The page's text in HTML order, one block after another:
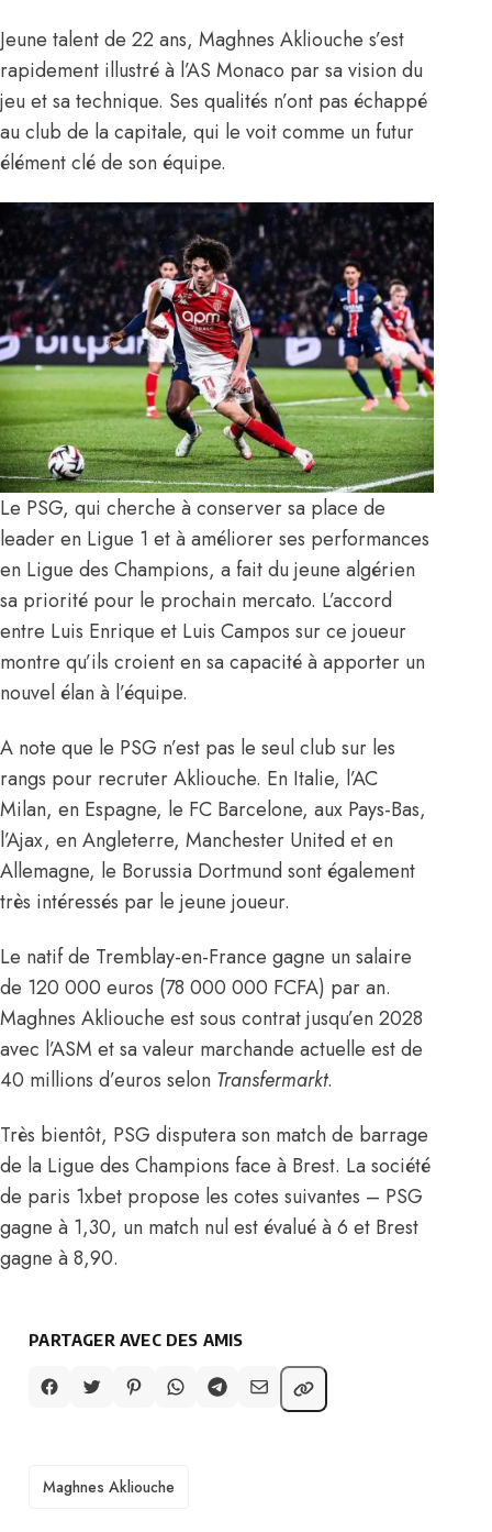
Jeune talent de 22 ans, Maghnes Akliouche s’est
rapidement illustré à l’AS Monaco par sa vision du
jeu et sa technique. Ses qualités n’ont pas échappé
au club de la capitale, qui le voit comme un futur
élément clé de son équipe.
Le PSG, qui cherche à conserver sa place de
leader en Ligue 1 et à améliorer ses performances
en Ligue des Champions, a fait du jeune algérien
sa priorité pour le prochain mercato. L’accord
entre Luis Enrique et Luis Campos sur ce joueur
montre qu’ils croient en sa capacité à apporter un
nouvel élan à l’équipe.
A note que le PSG n’est pas le seul club sur les
rangs pour recruter Akliouche. En Italie, l’AC
Milan, en Espagne, le FC Barcelone, aux Pays-Bas,
l’Ajax, en Angleterre, Manchester United et en
Allemagne, le Borussia Dortmund sont également
très intéressés par le jeune joueur.
Le natif de Tremblay-en-France gagne un salaire
de 120 000 euros (78 000 000 FCFA) par an.
Maghnes Akliouche est sous contrat jusqu’en 2028
avec l’ASM et sa valeur marchande actuelle est de
40 millions d’euros selon Transfermarkt.
Très bientôt, PSG disputera son match de barrage
de la Ligue des Champions face à Brest. La société
de paris 1xbet propose les cotes suivantes – PSG
gagne à 1,30, un match nul est évalué à 6 et Brest
gagne à 8,90.
PARTAGER AVEC DES AMIS
TAGS
Maghnes Akliouche